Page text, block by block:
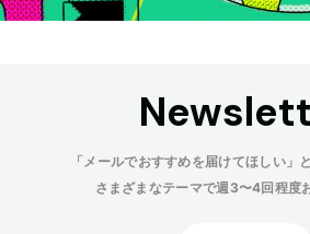
「メールでおすすめを届けてほしい」
さまざまなテーマで週3〜4回程度